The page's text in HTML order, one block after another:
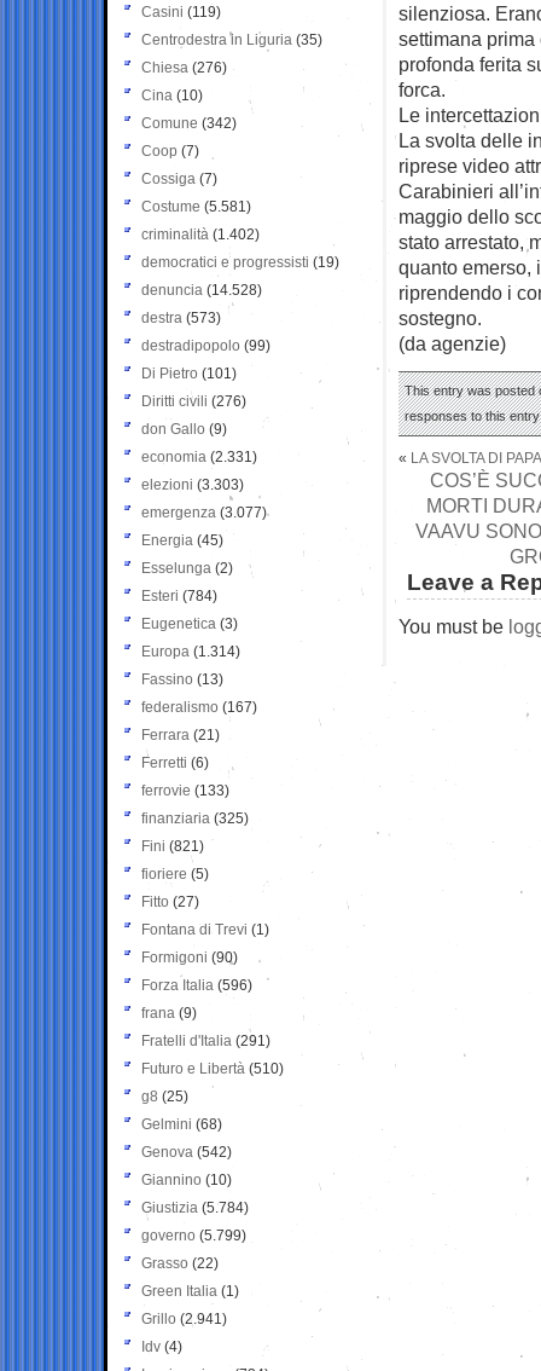
silenziosa.
settimana
profonda ferita
forca.
Le
La svolta delle
riprese video
Carabinieri
maggio dello
stato arrestato,
quanto emerso,
riprendendo i
sostegno.
(da agenzie)
This entry was posted
responses to this
« LA SVOLTA DI
COS’È
MORTI
VAAVU
Leave a
You must be
Casini (119)
Centrodestra in Liguria (35)
Chiesa (276)
Cina (10)
Comune (342)
Coop (7)
Cossiga (7)
Costume (5.581)
criminalità (1.402)
democratici e progressisti (19)
denuncia (14.528)
destra (573)
destradipopolo (99)
Di Pietro (101)
Diritti civili (276)
don Gallo (9)
economia (2.331)
elezioni (3.303)
emergenza (3.077)
Energia (45)
Esselunga (2)
Esteri (784)
Eugenetica (3)
Europa (1.314)
Fassino (13)
federalismo (167)
Ferrara (21)
Ferretti (6)
ferrovie (133)
finanziaria (325)
Fini (821)
fioriere (5)
Fitto (27)
Fontana di Trevi (1)
Formigoni (90)
Forza Italia (596)
frana (9)
Fratelli d'Italia (291)
Futuro e Libertà (510)
g8 (25)
Gelmini (68)
Genova (542)
Giannino (10)
Giustizia (5.784)
governo (5.799)
Grasso (22)
Green Italia (1)
Grillo (2.941)
Idv (4)